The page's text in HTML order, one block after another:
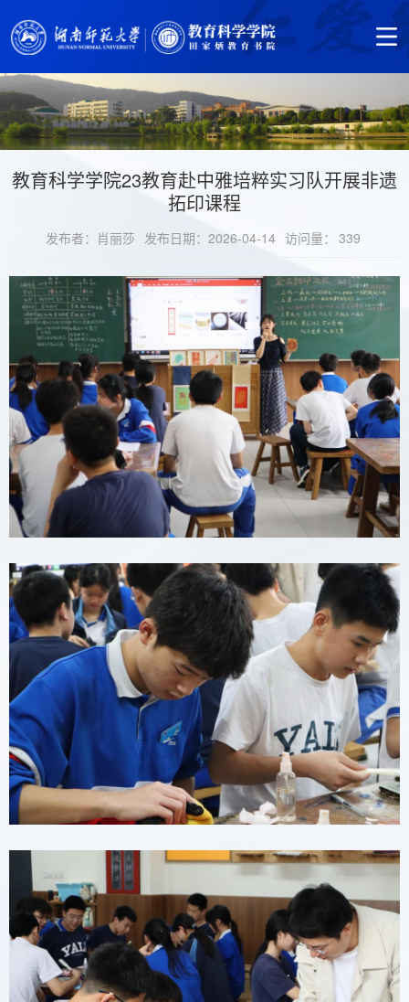
教育科学学院23教育赴中雅培粹实习队开展非遗
拓印课程
发布者：肖丽莎 发布日期：2026-04-14 访问量： 339